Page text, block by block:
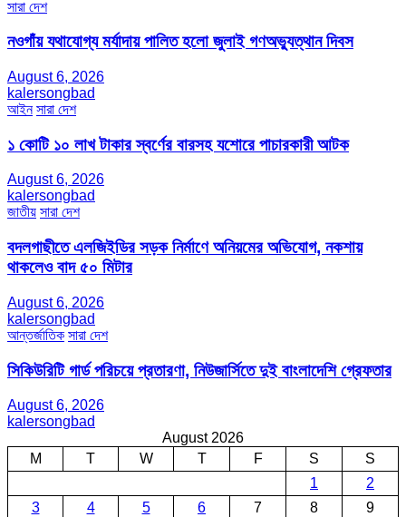
সারা দেশ
নওগাঁয় যথাযোগ্য মর্যাদায় পালিত হলো জুলাই গণঅভ্যুত্থান দিবস
August 6, 2026
kalersongbad
আইন সারা দেশ
১ কোটি ১০ লাখ টাকার স্বর্ণের বারসহ যশোরে পাচারকারী আটক​
August 6, 2026
kalersongbad
জাতীয় সারা দেশ
বদলগাছীতে এলজিইডির সড়ক নির্মাণে অনিয়মের অভিযোগ, নকশায়
থাকলেও বাদ ৫০ মিটার
August 6, 2026
kalersongbad
আন্তর্জাতিক সারা দেশ
সিকিউরিটি গার্ড পরিচয়ে প্রতারণা, নিউজার্সিতে দুই বাংলাদেশি গ্রেফতার
August 6, 2026
kalersongbad
August 2026
M
T W T F S
S
1
2
3
4 5 6 7 8
9